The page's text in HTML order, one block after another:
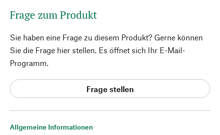
Allgemeine Informationen
Frage zum Produkt
Sie haben eine Frage zu diesem Produkt? Gerne können
Sie die Frage hier stellen. Es öffnet sich Ihr E-Mail-
Programm.
Frage stellen